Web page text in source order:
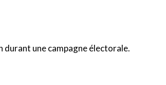
une campagne électorale.